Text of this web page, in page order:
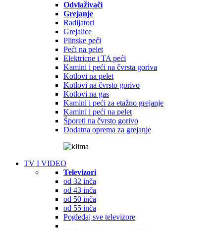
Odvlaživači
Grejanje
Radijatori
Grejalice
Plinske peći
Peći na pelet
Elektricne i TA peći
Kamini i peći na čvrsta goriva
Kotlovi na pelet
Kotlovi na čvrsto gorivo
Kotlovi na gas
Kamini i peći za etažno grejanje
Kamini i peći na pelet
Šporeti na čvrsto gorivo
Dodatna oprema za grejanje
TV I VIDEO
Televizori
od 32 inča
od 43 inča
od 50 inča
od 55 inča
Pogledaj sve televizore